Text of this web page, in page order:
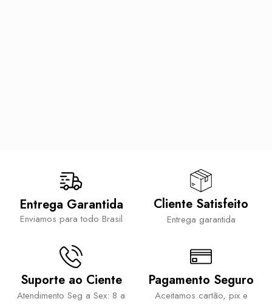
Entrega Garantida
Enviamos para todo Brasil
Cliente Satisfeito
Entrega garantida
Suporte ao Ciente
Atendimento Seg a Sex: 8 a
Pagamento Seguro
Aceitamos cartão, pix e